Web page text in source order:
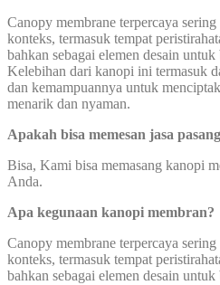
Canopy membrane terpercaya
konteks, termasuk tempat
bahkan sebagai elemen desain
Kelebihan dari kanopi ini termasuk
dan kemampuannya untuk
menarik dan nyaman.
Apakah bisa memesan jasa
Bisa, Kami bisa memasang kanopi
Anda.
Apa kegunaan kanopi membran?
Canopy membrane terpercaya
konteks, termasuk tempat
bahkan sebagai elemen desain